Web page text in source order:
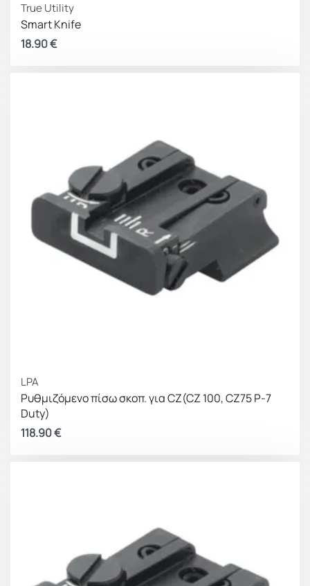
True Utility
Smart Knife
18.90€
LPA
Ρυθμιζόμενο πίσω σκοπ. για CZ(CZ 100, CZ75 P-7
Duty)
118.90€